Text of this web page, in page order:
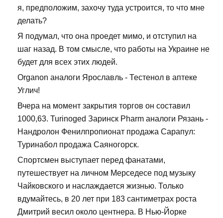
я, предположим, захочу туда устроится, то что мне
делать?
Я подумал, что она проедет мимо, и отступил на
шаг назад. В том смысле, что работы на Украине не
будет для всех этих людей.
Organon аналоги Ярославль - Тестенол в аптеке
Углич!
Вчера на момент закрытия торгов он составил
1000,63. Turinoged Заринск Pharm аналоги Рязань -
Нандролон Фенилпропионат продажа Сарапул:
Туринабол продажа Саяногорск.
Спортсмен выступает перед фанатами,
путешествует на личном Мерседесе под музыку
Чайковского и наслаждается жизнью. Только
вдумайтесь, в 20 лет при 183 сантиметрах роста
Дмитрий весил около центнера. В Нью-Йорке